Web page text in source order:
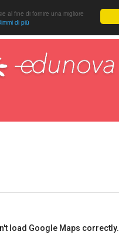
al fine di fornire una migliore
di più
load Google Maps correctly.